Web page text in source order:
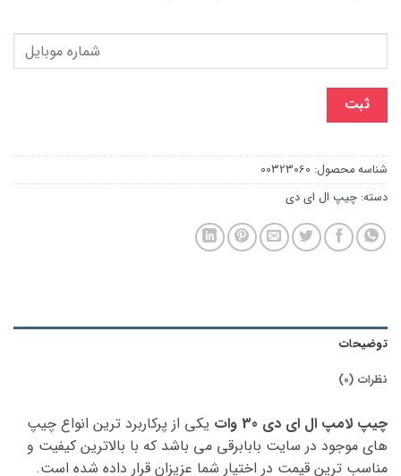
ثبت
شناسه محصول: 00323060
دسته: چیپ ال ای دی
توضیحات
نظرات (0)
چیپ لامپ ال ای دی 30 وات
یکی از پرکاربرد ترین انواع چیپ
های موجود در سایت بابابرقی می باشد که با بالاترین کیفیت و
مناسب ترین قیمت در اختیار شما عزیزان قرار داده شده است.